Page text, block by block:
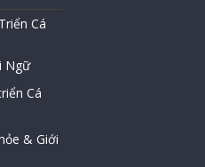
Cá
Ngữ
Cá
& Giới